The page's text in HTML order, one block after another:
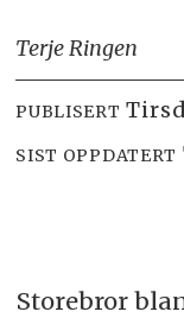
Terje Ringen
PUBLISERT
SIST OPPDATERT
Storebror